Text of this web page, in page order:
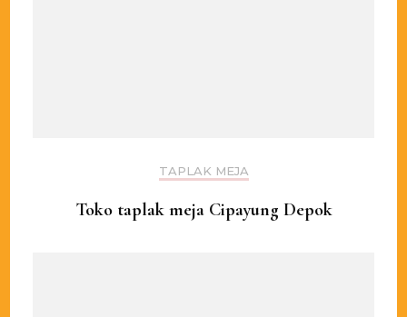
TAPLAK MEJA
Toko taplak meja Cipayung Depok